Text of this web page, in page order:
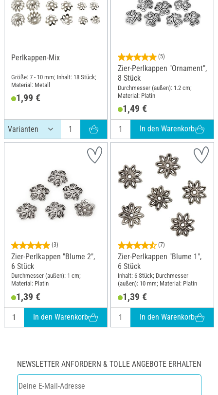
Perlkappen-Mix
Größe: 7 - 10 mm; Inhalt: 18 Stück;
Material: Metall
1,99 €
(5)
Zier-Perlkappen "Ornament",
8 Stück
Durchmesser (außen): 1.2 cm;
Material: Platin
1,49 €
In den Warenkorb
(3)
Zier-Perlkappen "Blume 2",
6 Stück
Durchmesser (außen): 1 cm;
Material: Platin
1,39 €
In den Warenkorb
(7)
Zier-Perlkappen "Blume 1",
6 Stück
Inhalt: 6 Stück; Durchmesser
(außen): 10 mm; Material: Platin
1,39 €
In den Warenkorb
NEWSLETTER ANFORDERN & TOLLE ANGEBOTE ERHALTEN